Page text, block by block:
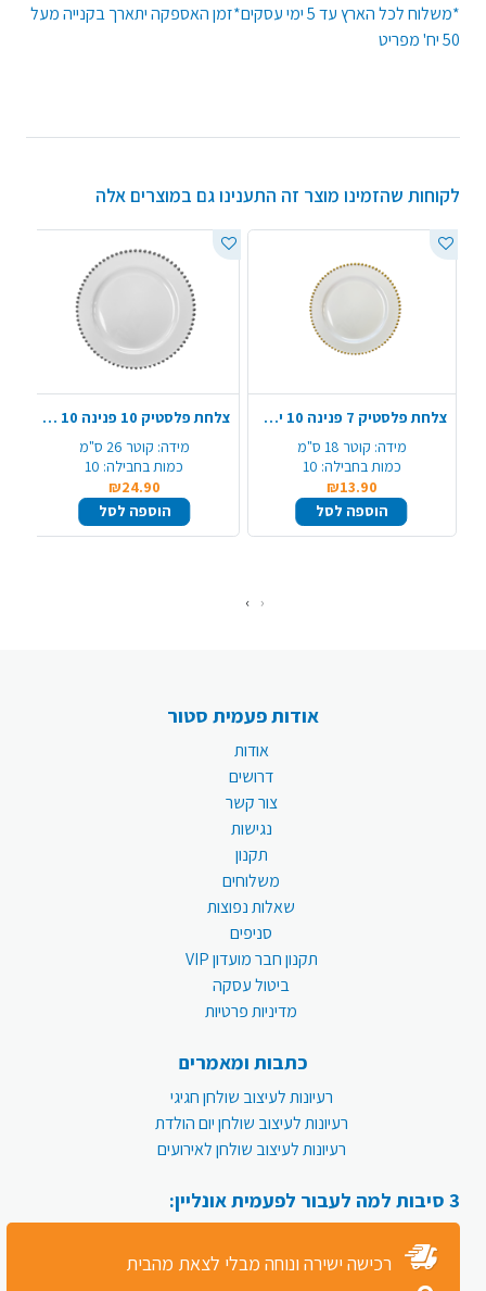
*משלוח לכל הארץ עד 5 ימי עסקים*זמן האספקה יתארך בקנייה מעל
50 יח' מפריט
לקוחות שהזמינו מוצר זה התענינו גם במוצרים אלה
צלחת פלסטיק 7 פנינה 10 יח' - לבן זהב
מידה: קוטר 18 ס"מ
כמות בחבילה: 10
₪13.90
הוספה לסל
צלחת פלסטיק 10 פנינה 10 יח' - לבן כסף
מידה: קוטר 26 ס"מ
כמות בחבילה: 10
₪24.90
הוספה לסל
‹
›
אודות פעמית סטור
אודות
דרושים
צור קשר
נגישות
תקנון
משלוחים
שאלות נפוצות
סניפים
תקנון חבר מועדון VIP
ביטול עסקה
מדיניות פרטיות
כתבות ומאמרים
רעיונות לעיצוב שולחן חגיגי
רעיונות לעיצוב שולחן יום הולדת
רעיונות לעיצוב שולחן לאירועים
3 סיבות למה לעבור לפעמית אונליין:
רכישה ישירה ונוחה מבלי לצאת מהבית